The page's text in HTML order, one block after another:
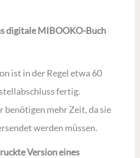
digitale MIBOOKO-Buch
ist in der Regel etwa 60
fertig.
benötigen mehr Zeit, da sie
werden müssen.
Version eines